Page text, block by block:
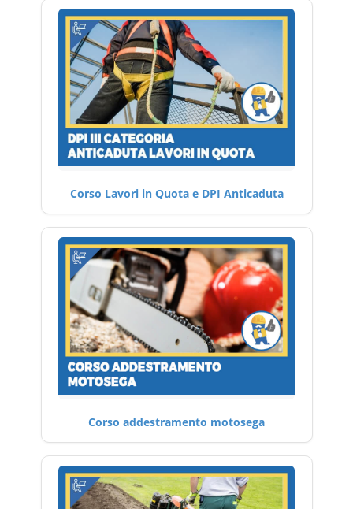
Corso Lavori in Quota e DPI Anticaduta
Corso addestramento motosega